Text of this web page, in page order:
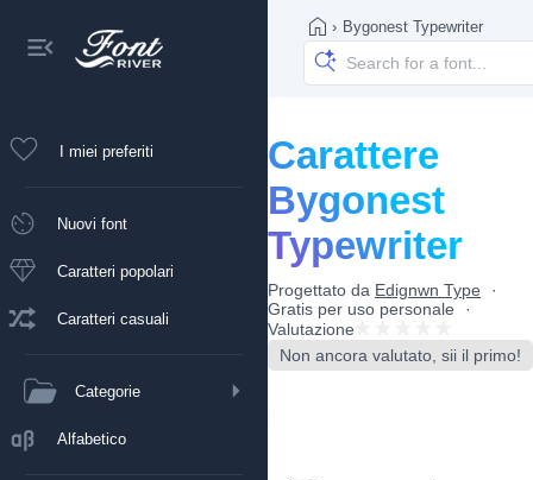
I miei preferiti
Nuovi font
Caratteri popolari
Caratteri casuali
Categorie
Alfabetico
› Bygonest Typewriter
Carattere
Bygonest
Typewriter
Progettato da Edignwn Type
Gratis per uso personale
Valutazione
Non ancora valutato, sii il primo!